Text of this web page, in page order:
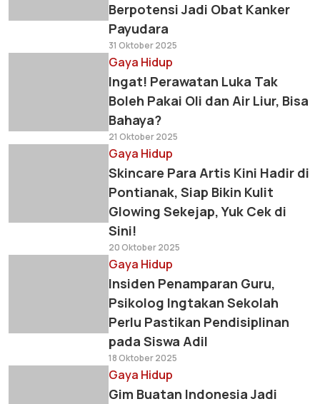
Berpotensi Jadi Obat Kanker
Payudara
31 Oktober 2025
Gaya Hidup
Ingat! Perawatan Luka Tak
Boleh Pakai Oli dan Air Liur, Bisa
Bahaya?
21 Oktober 2025
Gaya Hidup
Skincare Para Artis Kini Hadir di
Pontianak, Siap Bikin Kulit
Glowing Sekejap, Yuk Cek di
Sini!
20 Oktober 2025
Gaya Hidup
Insiden Penamparan Guru,
Psikolog Ingtakan Sekolah
Perlu Pastikan Pendisiplinan
pada Siswa Adil
18 Oktober 2025
Gaya Hidup
Gim Buatan Indonesia Jadi